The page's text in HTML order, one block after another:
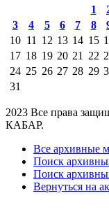
1
3
4 5 6 7 8
10 11 12 13 14 15
17 18 19 20 21 22
24 25 26 27 28 29
31
2023 Все права
КАБАР.
Все архивные
Поиск
Поиск
Вернуться на